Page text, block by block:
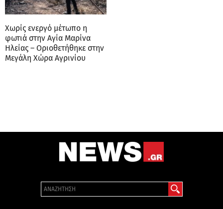
Χωρίς ενεργό μέτωπο η
φωτιά στην Αγία Μαρίνα
Ηλείας – Οριοθετήθηκε στην
Μεγάλη Χώρα Αγρινίου